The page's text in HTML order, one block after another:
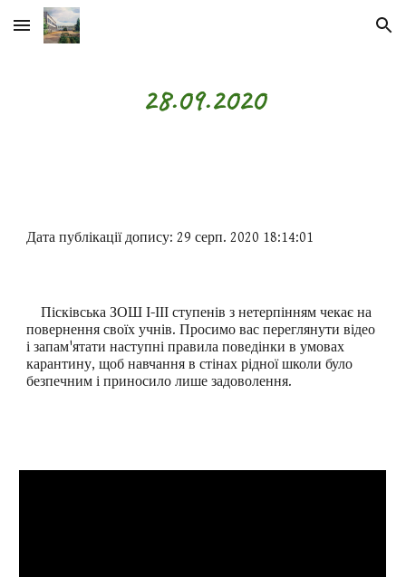
Skip to main content Skip to navigation
28.09.2020
Дата публікації допису: 29 серп. 2020 18:14:01
Пісківська ЗОШ І-ІІІ ступенів з нетерпінням чекає на
повернення своїх учнів. Просимо вас переглянути відео
і запам'ятати наступні правила поведінки в умовах
карантину, щоб навчання в стінах рідної школи було
безпечним і приносило лише задоволення.